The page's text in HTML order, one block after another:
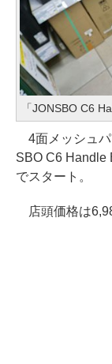
「JONSBO C6
4面メッシュパ
SBO C6 Handle
でスタート。
店頭価格は